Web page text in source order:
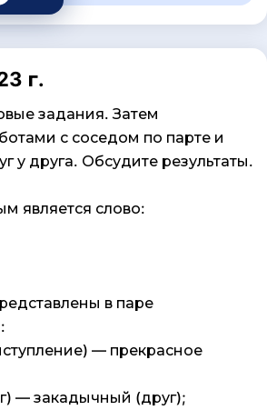
г.
задания. Затем
с соседом по парте и
у друга. Обсудите результаты.
является слово:
в паре
— прекрасное
— закадычный (друг);